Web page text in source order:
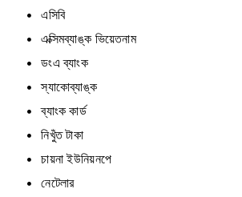
এসিবি
এক্সিমব্যাঙ্ক ভিয়েতনাম
ডংএ ব্যাংক
স্যাকোব্যাঙ্ক
ব্যাংক কার্ড
নিখুঁত টাকা
চায়না ইউনিয়নপে
নেটেলার